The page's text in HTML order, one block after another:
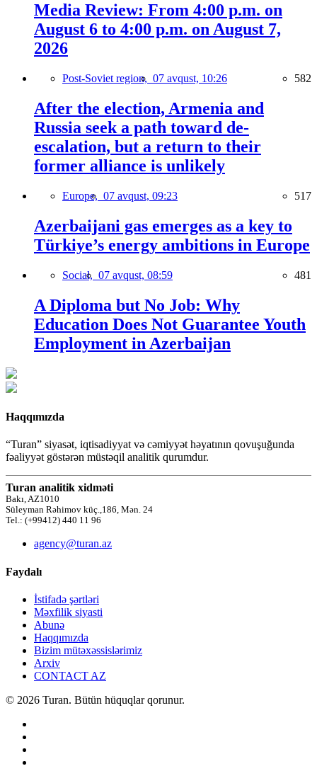
Media Review: From 4:00 p.m. on
August 6 to 4:00 p.m. on August 7,
2026
Post-Soviet region, 07 avqust, 10:26 582
After the election, Armenia and
Russia seek a path toward de-
escalation, but a return to their
former alliance is unlikely
Europe, 07 avqust, 09:23 517
Azerbaijani gas emerges as a key to
Türkiye’s energy ambitions in Europe
Social, 07 avqust, 08:59 481
A Diploma but No Job: Why
Education Does Not Guarantee Youth
Employment in Azerbaijan
Haqqımızda
“Turan” siyasət, iqtisadiyyat və cəmiyyət həyatının qovuşuğunda
fəaliyyət göstərən müstəqil analitik qurumdur.
Turan analitik xidməti
Bakı, AZ1010
Süleyman Rəhimov küç.,186, Mən. 24
Tel.: (+99412) 440 11 96
agency@turan.az
Faydalı
İstifadə şərtləri
Məxfilik siyasti
Abunə
Haqqımızda
Bizim mütəxəssislərimiz
Arxiv
CONTACT AZ
© 2026 Turan. Bütün hüquqlar qorunur.